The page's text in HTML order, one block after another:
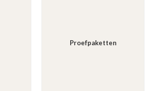
Proefpaketten